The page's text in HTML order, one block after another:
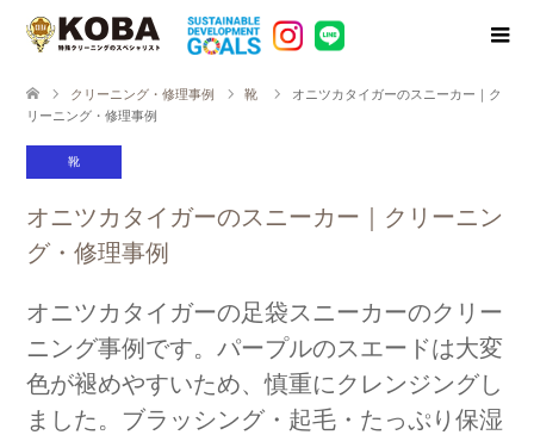
クリーニング・修理事例 靴
オニツカタイガーのスニーカー｜ク
リーニング・修理事例
靴
オニツカタイガーのスニーカー｜クリーニン
グ・修理事例
オニツカタイガーの足袋スニーカーのクリー
ニング事例です。パープルのスエードは大変
色が褪めやすいため、慎重にクレンジングし
ました。ブラッシング・起毛・たっぷり保湿